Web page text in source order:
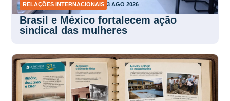
RELAÇÕES INTERNACIONAIS 3 AGO 2026
Brasil e México fortalecem ação
sindical das mulheres